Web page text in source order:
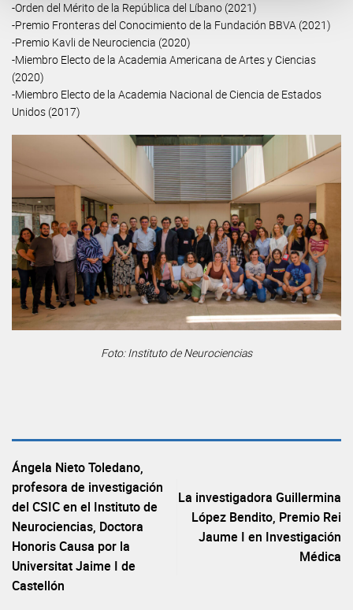
-Orden del Mérito de la República del Líbano (2021)
-Premio Fronteras del Conocimiento de la Fundación BBVA (2021)
-Premio Kavli de Neurociencia (2020)
-Miembro Electo de la Academia Americana de Artes y Ciencias
(2020)
-Miembro Electo de la Academia Nacional de Ciencia de Estados
Unidos (2017)
Foto: Instituto de Neurociencias
Ángela Nieto Toledano,
profesora de investigación
del CSIC en el Instituto de
Neurociencias, Doctora
Honoris Causa por la
Universitat Jaime I de
Castellón
La investigadora Guillermina
López Bendito, Premio Rei
Jaume I en Investigación
Médica